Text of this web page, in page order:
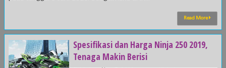
Read More
Spesifikasi dan Harga Ninja 250 2019,
Tenaga Makin Berisi